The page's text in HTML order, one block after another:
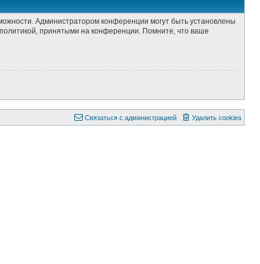
Администратором конференции могут быть установлены
принятыми на конференции. Помните, что ваше
Удалить cookies
Связаться с администрацией